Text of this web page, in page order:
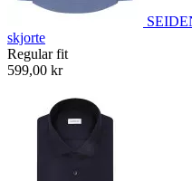
skjorte
Regular fit
599,00 kr